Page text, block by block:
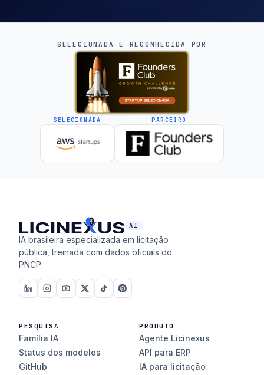
SELECIONADA E RECONHECIDA POR
SELECIONADA PARCEIRO
AI
IA brasileira especializada em licitação
pública, treinada com dados oficiais do
PNCP.
PESQUISA
Família IA
Status dos modelos
GitHub
PRODUTO
Agente Licinexus
API para ERP
IA para licitação